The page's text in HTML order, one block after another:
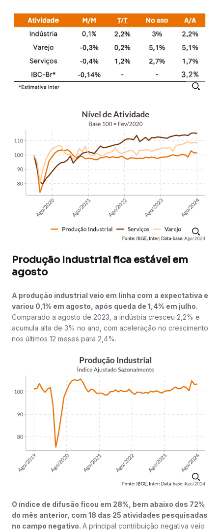
Produção Industrial fica estável em
agosto
A produção industrial veio em linha com a expectativa e
variou 0,1% em agosto, após queda de 1,4% em julho.
Comparado a agosto de 2023, a indústria cresceu 2,2% e
acumula alta de 3% no ano, com aceleração no crescimento
nos últimos 12 meses para 2,4%.
O índice de difusão ficou em 28%, bem abaixo dos 72%
do mês anterior, com 18 das 25 atividades pesquisadas
no campo negativo. A principal contribuição negativa veio